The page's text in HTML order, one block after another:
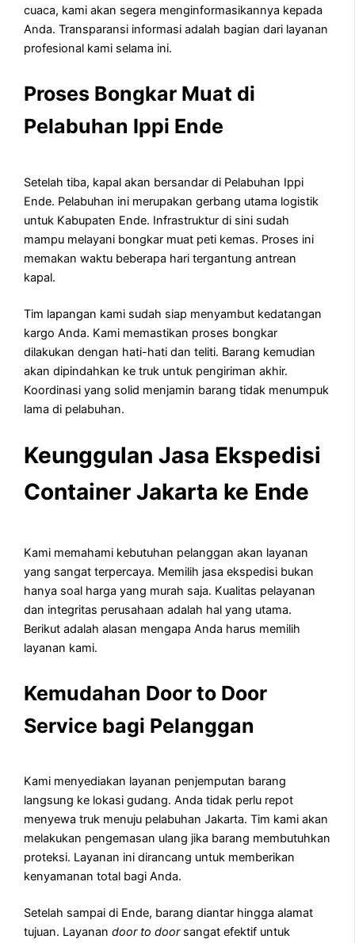
cuaca, kami akan segera menginformasikannya kepada
Anda. Transparansi informasi adalah bagian dari layanan
profesional kami selama ini.
Proses Bongkar Muat di
Pelabuhan Ippi Ende
Setelah tiba, kapal akan bersandar di Pelabuhan Ippi
Ende. Pelabuhan ini merupakan gerbang utama logistik
untuk Kabupaten Ende. Infrastruktur di sini sudah
mampu melayani bongkar muat peti kemas. Proses ini
memakan waktu beberapa hari tergantung antrean
kapal.
Tim lapangan kami sudah siap menyambut kedatangan
kargo Anda. Kami memastikan proses bongkar
dilakukan dengan hati-hati dan teliti. Barang kemudian
akan dipindahkan ke truk untuk pengiriman akhir.
Koordinasi yang solid menjamin barang tidak menumpuk
lama di pelabuhan.
Keunggulan Jasa Ekspedisi
Container Jakarta ke Ende
Kami memahami kebutuhan pelanggan akan layanan
yang sangat terpercaya. Memilih jasa ekspedisi bukan
hanya soal harga yang murah saja. Kualitas pelayanan
dan integritas perusahaan adalah hal yang utama.
Berikut adalah alasan mengapa Anda harus memilih
layanan kami.
Kemudahan Door to Door
Service bagi Pelanggan
Kami menyediakan layanan penjemputan barang
langsung ke lokasi gudang. Anda tidak perlu repot
menyewa truk menuju pelabuhan Jakarta. Tim kami akan
melakukan pengemasan ulang jika barang membutuhkan
proteksi. Layanan ini dirancang untuk memberikan
kenyamanan total bagi Anda.
Setelah sampai di Ende, barang diantar hingga alamat
tujuan. Layanandoor to doorsangat efektif untuk